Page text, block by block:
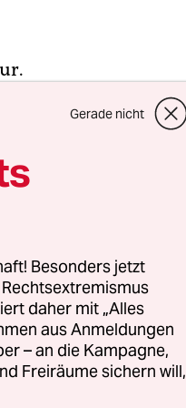
Gerade nicht
Besonders jetzt
daher mit „Alles
aus Anmeldungen
– an die Kampagne,
Freiräume sichern will,